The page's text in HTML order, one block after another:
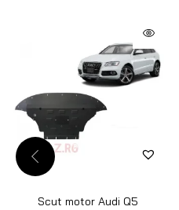
Scut motor Audi Q5